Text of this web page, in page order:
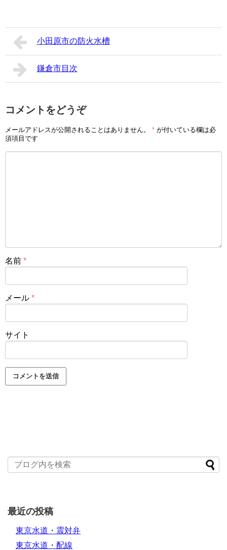
小田原市の防火水槽
鎌倉市目次
コメントをどうぞ
メールアドレスが公開されることはありません。 * が付いている欄は必
須項目です
名前 *
メール *
サイト
最近の投稿
東京水道・震対弁
東京水道・配線